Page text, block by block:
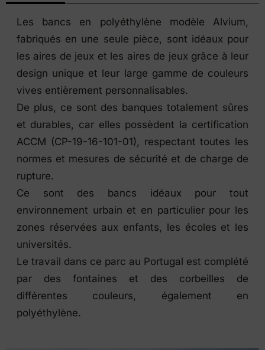
Les bancs en polyéthylène modèle Alvium,
fabriqués en une seule pièce, sont idéaux pour
les aires de jeux et les aires de jeux grâce à leur
design unique et leur large gamme de couleurs
vives entièrement personnalisables.
De plus, ce sont des banques totalement sûres
et durables, car elles possèdent la certification
ACCM (CP-19-16-101-01), respectant toutes les
normes et mesures de sécurité et de charge de
rupture.
Ce sont des bancs idéaux pour tout
environnement urbain et en particulier pour les
zones réservées aux enfants, les écoles et les
universités.
Le travail dans ce parc au Portugal est complété
par des fontaines et des corbeilles de
différentes couleurs, également en
polyéthylène.